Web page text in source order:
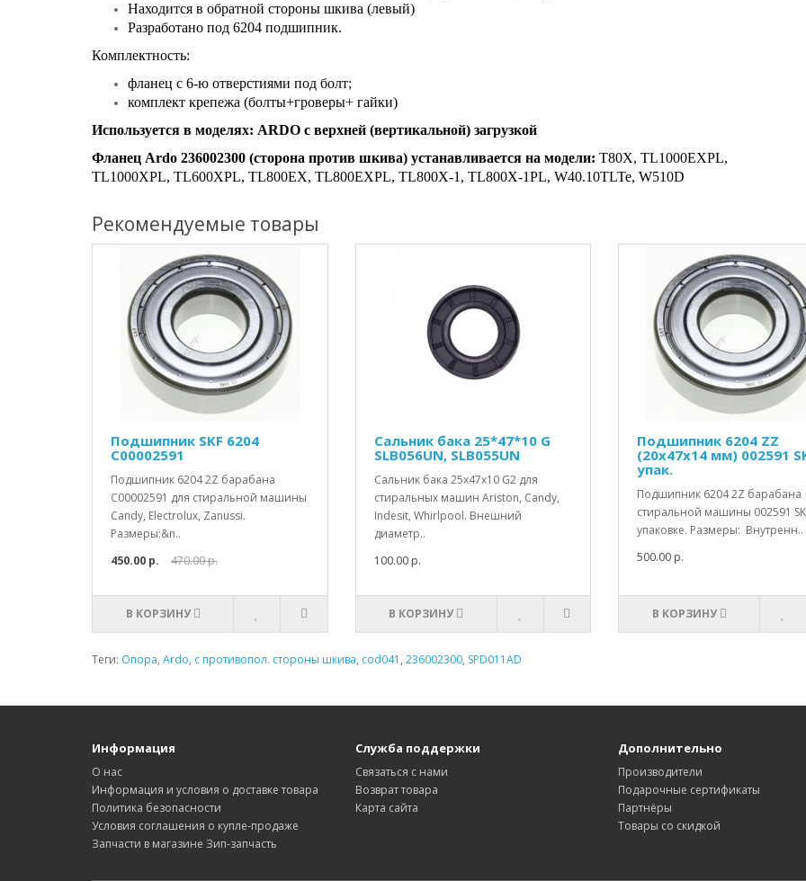
Находится в обратной стороны шкива (левый)
Разработано под 6204 подшипник.
Комплектность:
фланец с 6-ю отверстиями под болт;
комплект крепежа (болты+гроверы+ гайки)
Используется в моделях: ARDO с верхней (вертикальной) загрузкой
Фланец Ardo 236002300 (сторона против шкива) устанавливается на модели: T80X, TL1000EXPL,
TL1000XPL, TL600XPL, TL800EX, TL800EXPL, TL800X-1, TL800X-1PL, W40.10TLTe, W510D
Рекомендуемые товары
Подшипник SKF 6204
C00002591
Подшипник 6204 2Z барабана
C00002591 для стиральной машины
Candy, Electrolux, Zanussi.
Размеры:&n..
450.00 р.
470.00 р.
В КОРЗИНУ
Сальник бака 25*47*10 G
SLB056UN, SLB055UN
Сальник бака 25x47x10 G2 для
стиральных машин Ariston, Candy,
Indesit, Whirlpool. Внешний
диаметр..
100.00 р.
В КОРЗИНУ
Подшипник 6204 ZZ
(20x47x14 мм) 002591
упак.
Подшипник 6204 2Z барабана
стиральной машины 002591
упаковке. Размеры: Внутренн..
500.00 р.
В КОРЗИНУ
Теги: Опора, Ardo, с противопол. стороны шкива, cod041 , 236002300, SPD011AD
Информация
О нас
Информация и условия о доставке товара
Политика безопасности
Условия соглашения о купле-продаже
Запчасти в магазине Зип-запчасть
Служба поддержки
Связаться с нами
Возврат товара
Карта сайта
Дополнительно
Производители
Подарочные сертификаты
Партнёры
Товары со скидкой